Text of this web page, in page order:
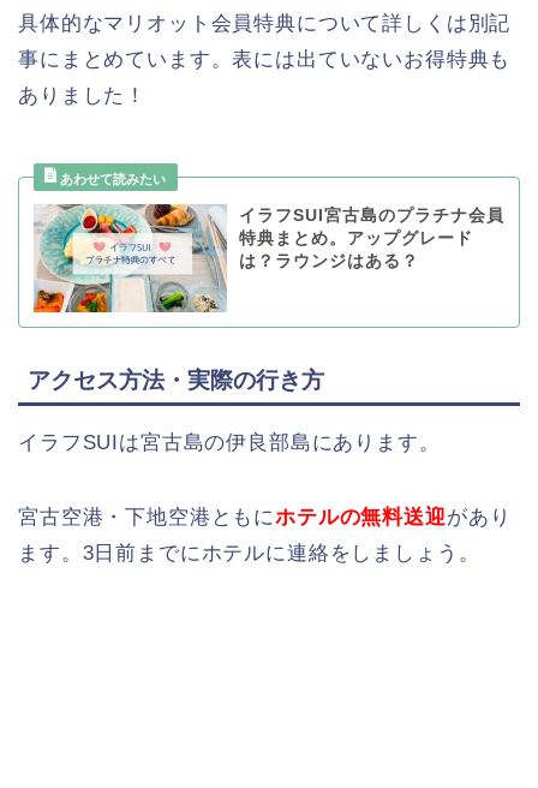
具体的なマリオット会員特典について詳しくは別記
事にまとめています。表には出ていないお得特典も
ありました！
イラフSUI宮古島のプラチナ会員
特典まとめ。アップグレード
は？ラウンジはある？
アクセス方法・実際の行き方
イラフSUIは宮古島の伊良部島にあります。
宮古空港・下地空港ともにホテルの無料送迎があり
ます。3日前までにホテルに連絡をしましょう。